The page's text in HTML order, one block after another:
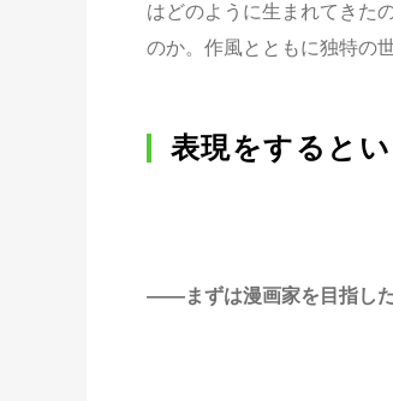
はどのように生まれてきた
のか。作風とともに独特の
表現をすると
――まずは漫画家を目指した